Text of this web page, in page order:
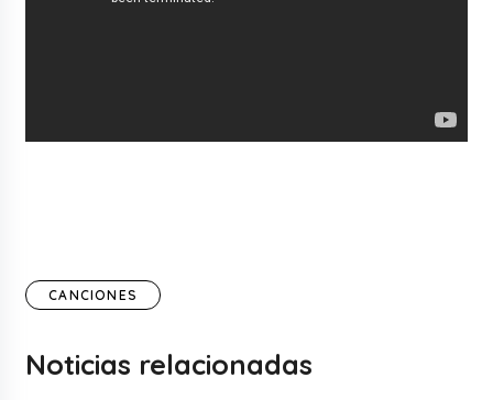
CANCIONES
Noticias relacionadas